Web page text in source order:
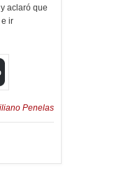
aclaró que
ir
Penelas